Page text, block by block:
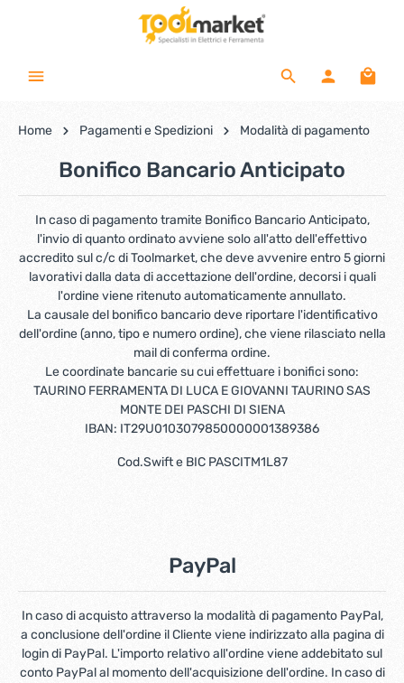
Home Pagamenti e Spedizioni Modalità di pagamento
Bonifico Bancario Anticipato
In caso di pagamento tramite Bonifico Bancario Anticipato,
l'invio di quanto ordinato avviene solo all'atto dell'effettivo
accredito sul c/c di Toolmarket, che deve avvenire entro 5 giorni
lavorativi dalla data di accettazione dell'ordine, decorsi i quali
l'ordine viene ritenuto automaticamente annullato.
La causale del bonifico bancario deve riportare l'identificativo
dell'ordine (anno, tipo e numero ordine), che viene rilasciato nella
mail di conferma ordine.
Le coordinate bancarie su cui effettuare i bonifici sono:
TAURINO FERRAMENTA DI LUCA E GIOVANNI TAURINO SAS
MONTE DEI PASCHI DI SIENA
IBAN: IT29U0103079850000001389386
Cod.Swift e BIC PASCITM1L87
PayPal
In caso di acquisto attraverso la modalità di pagamento PayPal,
a conclusione dell'ordine il Cliente viene indirizzato alla pagina di
login di PayPal. L'importo relativo all'ordine viene addebitato sul
conto PayPal al momento dell'acquisizione dell'ordine. In caso di